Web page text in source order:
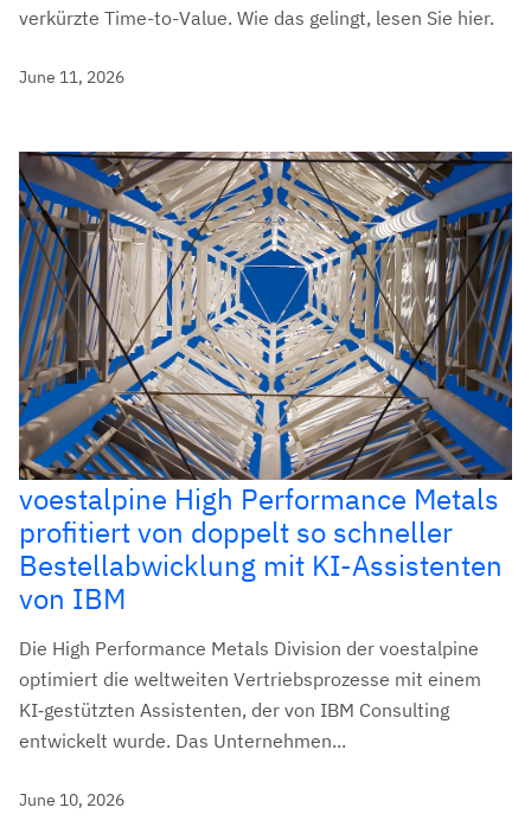
verkürzte Time-to-Value. Wie das gelingt, lesen Sie hier.
June 11, 2026
voestalpine High Performance Metals
profitiert von doppelt so schneller
Bestellabwicklung mit KI-Assistenten
von IBM
Die High Performance Metals Division der voestalpine
optimiert die weltweiten Vertriebsprozesse mit einem
KI‑gestützten Assistenten, der von IBM Consulting
entwickelt wurde. Das Unternehmen...
June 10, 2026